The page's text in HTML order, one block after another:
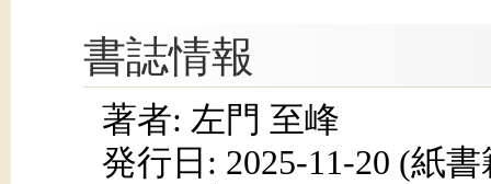
書誌情報
著者: 左門 至峰
発行日: 2025-11-20 (紙書